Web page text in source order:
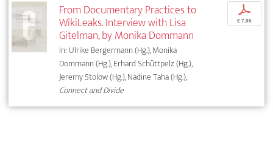
From Documentary Practices to
WikiLeaks. Interview with Lisa
Gitelman, by Monika Dommann
In: Ulrike Bergermann (Hg.), Monika
Dommann (Hg.), Erhard Schüttpelz (Hg.),
Jeremy Stolow (Hg.), Nadine Taha (Hg.),
Connect and Divide
p
€ 7,95